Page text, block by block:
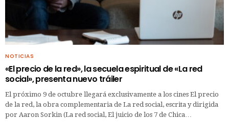
NOTICIAS
«El precio de la red», la secuela espiritual de «La red
social», presenta nuevo tráiler
El próximo 9 de octubre llegará exclusivamente a los cines El precio
de la red, la obra complementaria de La red social, escrita y dirigida
por Aaron Sorkin (La red social, El juicio de los 7 de Chica…